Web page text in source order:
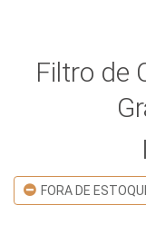
Filtro de
FORA DE